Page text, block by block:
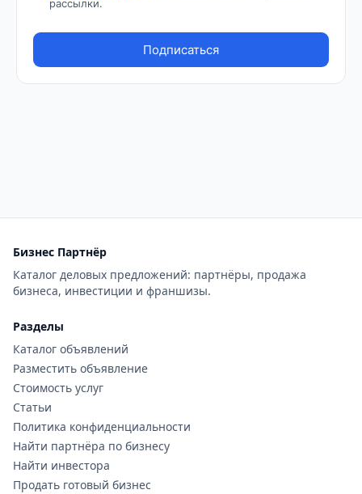
Бизнес Партнёр
Каталог деловых предложений: партнёры, продажа
бизнеса, инвестиции и франшизы.
Разделы
Каталог объявлений
Разместить объявление
Стоимость услуг
Статьи
Политика конфиденциальности
Найти партнёра по бизнесу
Найти инвестора
Продать готовый бизнес